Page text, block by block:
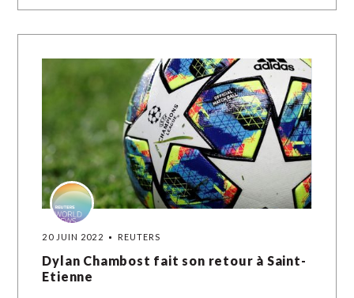
20 JUIN 2022 REUTERS
Dylan Chambost fait son retour à Saint-
Etienne